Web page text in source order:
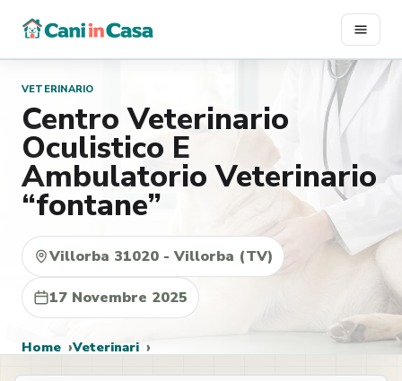
contenuto
VETERINARIO
Centro Veterinario
Oculistico E
Ambulatorio Veterinario
“fontane”
Villorba 31020 - Villorba (TV)
17 Novembre 2025
Home
Veterinari